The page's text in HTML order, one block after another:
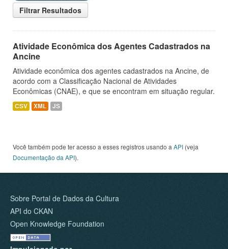
Filtrar Resultados
Atividade Econômica dos Agentes Cadastrados na
Ancine
Atividade econômica dos agentes cadastrados na Ancine, de
acordo com a Classificação Nacional de Atividades
Econômicas (CNAE), e que se encontram em situação regular.
CSV XML JS
Você também pode ter acesso a esses registros usando a API (veja
Documentação da API).
Sobre Portal de Dados da Cultura
API do CKAN
Open Knowledge Foundation